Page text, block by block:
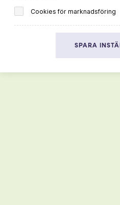
Vegetarisk pasta –
Cookies för marknadsföring
SPARA